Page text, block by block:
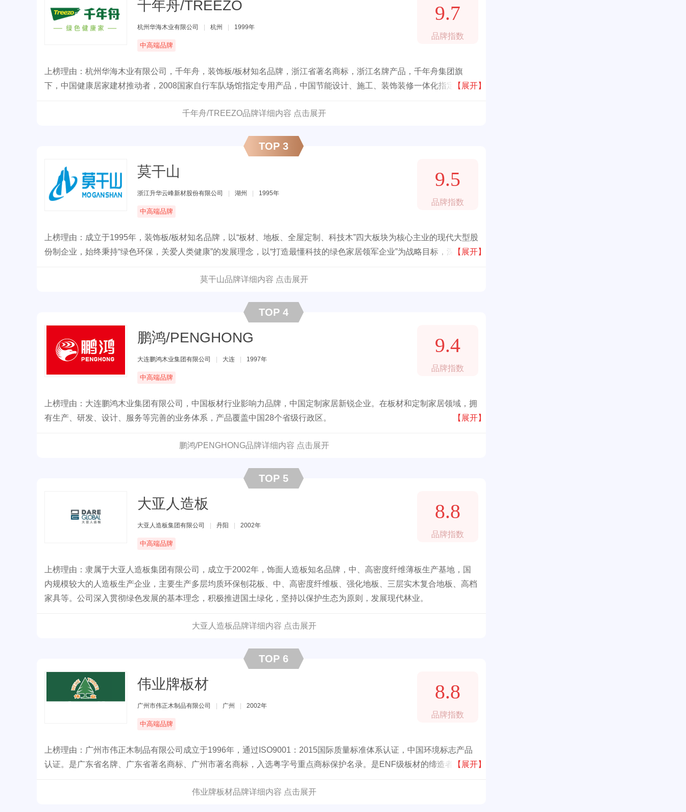
千年舟/TREEZO
杭州华海木业有限公司 杭州 1999年
中高端品牌
9.7
品牌指数
上榜理由：杭州华海木业有限公司，千年舟，装饰板/板材知名品牌，浙江省著名商标，浙江名牌产品，千年舟集团旗
下，中国健康居家建材推动者，2008国家自行车队场馆指定专用产品，中国节能设计、施工、装饰装修一体化指定绿色
【展开】
千年舟/TREEZO品牌详细内容 点击展开
TOP 3
莫干山
浙江升华云峰新材股份有限公司 湖州 1995年
中高端品牌
9.5
品牌指数
上榜理由：成立于1995年，装饰板/板材知名品牌，以“板材、地板、全屋定制、科技木”四大板块为核心主业的现代大型股
份制企业，始终秉持“绿色环保，关爱人类健康”的发展理念，以“打造最懂科技的绿色家居领军企业”为战略目标，深耕于
【展开】
莫干山品牌详细内容 点击展开
TOP 4
鹏鸿/PENGHONG
大连鹏鸿木业集团有限公司 大连 1997年
中高端品牌
9.4
品牌指数
上榜理由：大连鹏鸿木业集团有限公司，中国板材行业影响力品牌，中国定制家居新锐企业。在板材和定制家居领域，拥
有生产、研发、设计、服务等完善的业务体系，产品覆盖中国28个省级行政区。
【展开】
鹏鸿/PENGHONG品牌详细内容 点击展开
TOP 5
大亚人造板
大亚人造板集团有限公司 丹阳 2002年
中高端品牌
8.8
品牌指数
上榜理由：隶属于大亚人造板集团有限公司，成立于2002年，饰面人造板知名品牌，中、高密度纤维薄板生产基地，国
内规模较大的人造板生产企业，主要生产多层均质环保刨花板、中、高密度纤维板、强化地板、三层实木复合地板、高档
家具等。公司深入贯彻绿色发展的基本理念，积极推进国土绿化，坚持以保护生态为原则，发展现代林业。
大亚人造板品牌详细内容 点击展开
TOP 6
伟业牌板材
广州市伟正木制品有限公司 广州 2002年
中高端品牌
8.8
品牌指数
上榜理由：广州市伟正木制品有限公司成立于1996年，通过ISO9001：2015国际质量标准体系认证，中国环境标志产品
认证。是广东省名牌、广东省著名商标、广州市著名商标，入选粤字号重点商标保护名录。是ENF级板材的缔造者，阻【展开】
伟业牌板材品牌详细内容 点击展开